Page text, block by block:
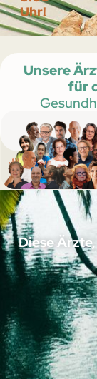
Uhr!
Unsere
für
Diese